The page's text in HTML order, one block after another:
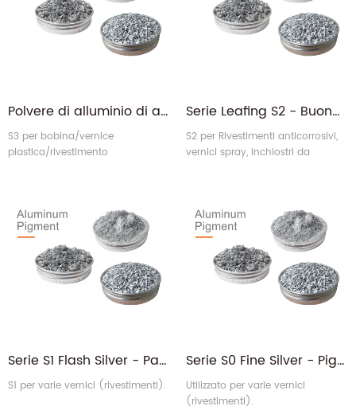
Polvere di alluminio di allumina AL a base solvente galvanica imitazione S3 in vendita
S3 per bobina/vernice
plastica/rivestimento
Serie Leafing S2 - Buona polvere di pigmenti di alluminio a base solvente galleggiante
S2 per Rivestimenti anticorrosivi,
vernici spray, inchiostri da
Serie S1 Flash Silver - Pasta di alluminio a base solvente ad alta brillantezza
S1 per varie vernici (rivestimenti).
Serie S0 Fine Silver - Pigmento di alluminio a base solvente sfogliante
Utilizzato per varie vernici
(rivestimenti).